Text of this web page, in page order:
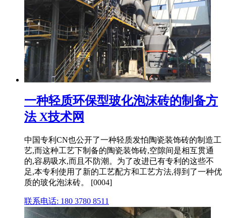
一种轻质环保型玻化泡沫砖的制备方
法 X技术网
中国专利CN也公开了一种轻质发怕陶瓷装饰砖的制造工
艺,而这种工艺下制备的陶瓷装饰砖,空隙间是相互贯通
的,容易吸水,而且不防潮。为了改进已有专利的这些不
足,本专利使用了新的工艺配方和工艺方法,得到了一种优
质的玻化泡沫砖。 [0004]
联系电话: 180 3780 8511